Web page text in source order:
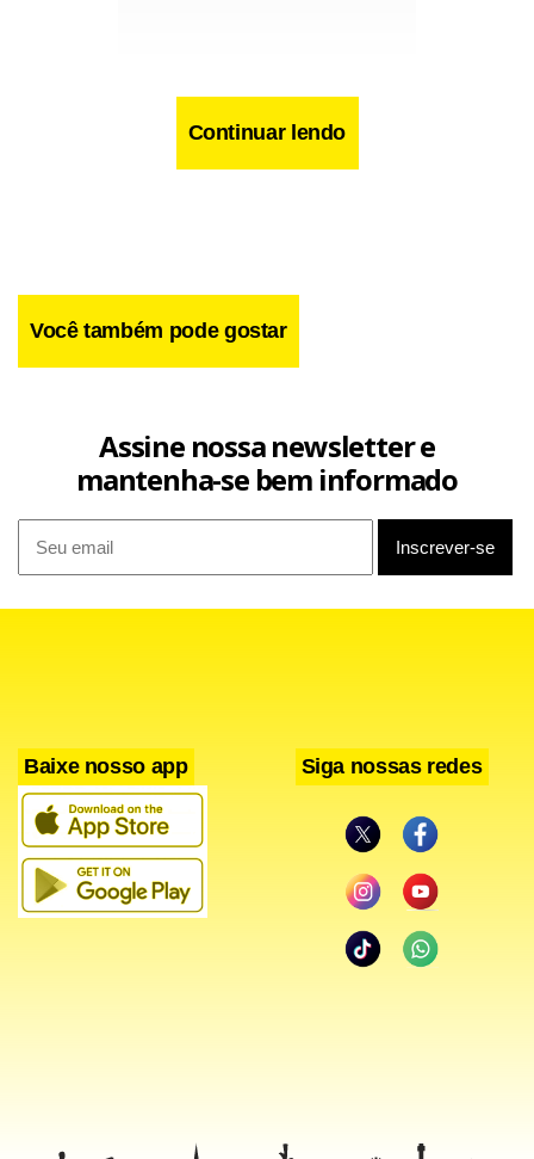
Continuar lendo
Você também pode gostar
Assine nossa newsletter e
mantenha-se bem informado
Baixe nosso app Siga nossas redes